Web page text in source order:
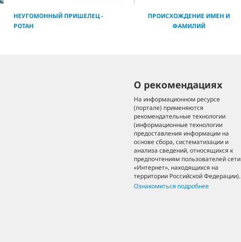
НЕУГОМОННЫЙ ПРИШЕЛЕЦ -
РОТАН
ПРОИСХОЖДЕНИЕ ИМЕН И
ФАМИЛИЙ
О рекомендациях
На информационном ресурсе
(портале) применяются
рекомендательные технологии
(информационные технологии
предоставления информации на
основе сбора, систематизации и
анализа сведений, относящихся к
предпочтениям пользователей сети
«Интернет», находящихся на
территории Российской Федерации).
Ознакомиться подробнее